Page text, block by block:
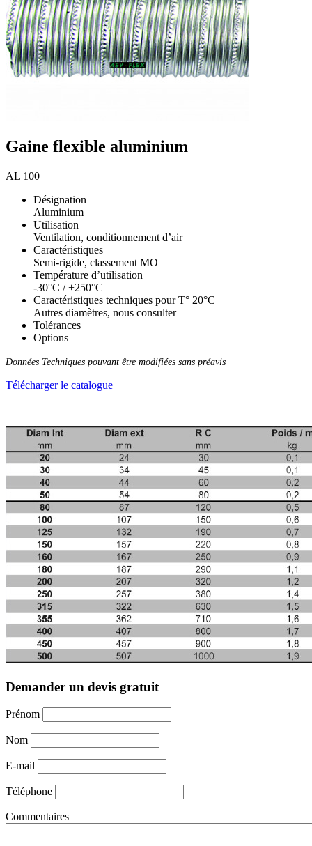
Gaine flexible aluminium
AL 100
Désignation
Aluminium
Utilisation
Ventilation, conditionnement d’air
Caractéristiques
Semi-rigide, classement MO
Température d’utilisation
-30°C / +250°C
Caractéristiques techniques pour T° 20°С
Autres diamètres, nous consulter
Tolérances
Options
Données Techniques pouvant être modifiées sans préavis
Télécharger le catalogue
Demander un devis gratuit
Prénom
Nom
E-mail
Téléphone
Commentaires